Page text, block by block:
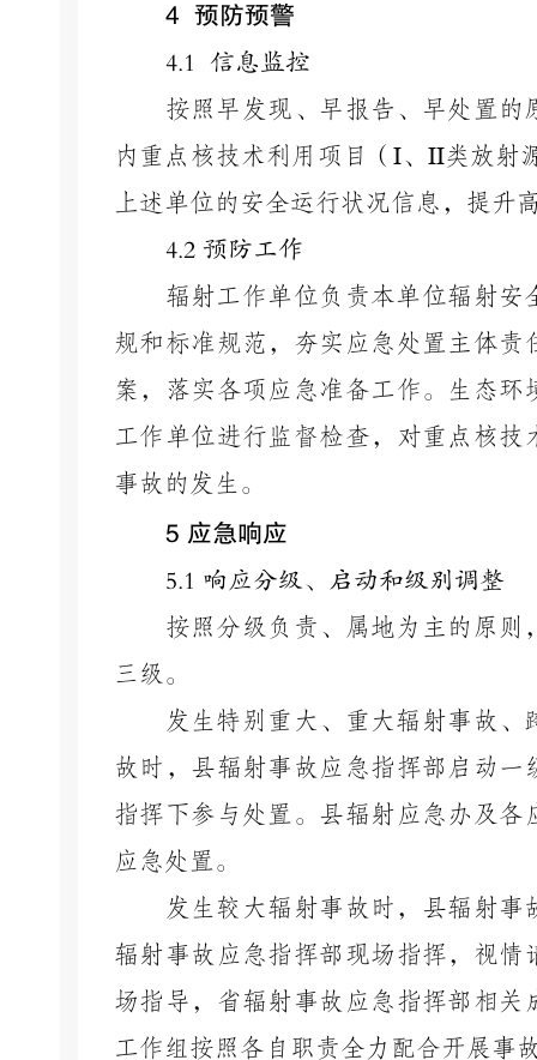
4 预防预警
4.1
信息监控
按照早发现、早报告、早处置
内重点核技术利用项目（I、 II类放射
上述单位的安全运行状况信息，提
4.2 预防工作
辐射工作单位负责本单位辐射
规和标准规范，夯实应急处置主体
案，落实各项应急准备工作。生态
工作单位进行监督检查，对重点核
事故的发生。
5 应急响应
5.1 响应分级、启动和级别调整
按照分级负责、属地为主的原
三级。
发生特别重大、重大辐射事故
故时，县辐射事故应急指挥部启动
指挥下参与处置。县辐射应急办及
应急处置。
发生较大辐射事故时，县辐射
辐射事故应急指挥部现场指挥，视
场指导，省辐射事故应急指挥部相
工作组按照各自职责全力配合开展事